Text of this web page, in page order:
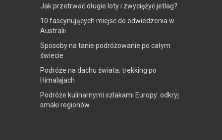
Jak przetrwać długie loty i zwyciężyć jetlag?
10 fascynujących miejsc do odwiedzenia w
Australii
Sposoby na tanie podróżowanie po całym
świecie
Podróże na dachu świata: trekking po
Himalajach
Podróże kulinarnymi szlakami Europy: odkryj
smaki regionów